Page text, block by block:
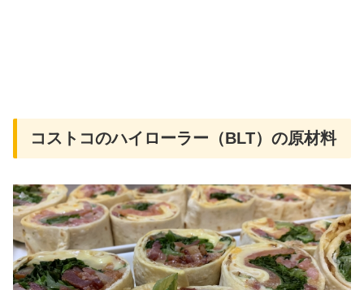
コストコのハイローラー（BLT）の原材料